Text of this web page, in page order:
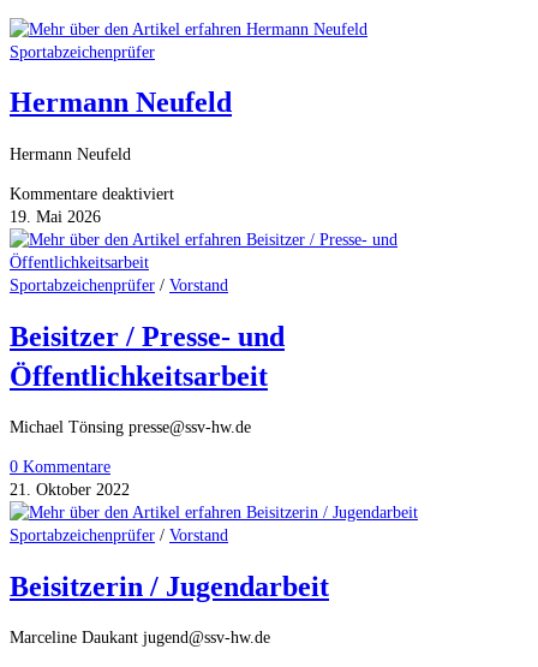
Sportabzeichenprüfer
Hermann Neufeld
Hermann Neufeld
Kommentare deaktiviertfür
Neufeld
19. Mai 2026
Sportabzeichenprüfer / Vorstand
Beisitzer / Presse- und
Öffentlichkeitsarbeit
Michael Tönsing presse@ssv-hw.de
0 Kommentare
21. Oktober 2022
Sportabzeichenprüfer / Vorstand
Beisitzerin / Jugendarbeit
Marceline Daukant jugend@ssv-hw.de